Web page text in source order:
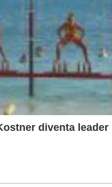
diventa leader